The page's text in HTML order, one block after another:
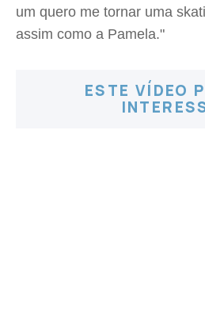
um quero me tornar uma
assim como a Pamela."
ESTE VÍDEO